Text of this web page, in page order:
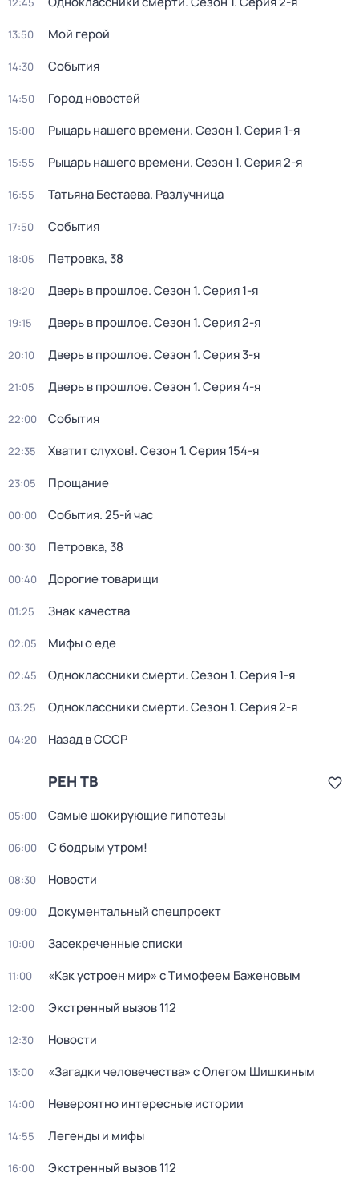
13:50 Мой герой
14:30 События
14:50 Город новостей
15:00 Рыцарь нашего времени. Сезон 1. Серия 1-я
15:55 Рыцарь нашего времени. Сезон 1. Серия 2-я
16:55 Татьяна Бестаева. Разлучница
17:50 События
18:05 Петровка, 38
18:20 Дверь в прошлое. Сезон 1. Серия 1-я
19:15 Дверь в прошлое. Сезон 1. Серия 2-я
20:10 Дверь в прошлое. Сезон 1. Серия 3-я
21:05 Дверь в прошлое. Сезон 1. Серия 4-я
22:00 События
22:35 Хватит слухов!. Сезон 1. Серия 154-я
23:05 Прощание
00:00 События. 25-й час
00:30 Петровка, 38
00:40 Дорогие товарищи
01:25 Знак качества
02:05 Мифы о еде
02:45 Одноклассники смерти. Сезон 1. Серия 1-я
03:25 Одноклассники смерти. Сезон 1. Серия 2-я
04:20 Назад в СССР
РЕН ТВ
05:00 Самые шокирующие гипотезы
06:00 С бодрым утром!
08:30 Новости
09:00 Документальный спецпроект
10:00 Засекреченные списки
11:00 «Как устроен мир» с Тимофеем Баженовым
12:00 Экстренный вызов 112
12:30 Новости
13:00 «Загадки человечества» с Олегом Шишкиным
14:00 Невероятно интересные истории
14:55 Легенды и мифы
16:00 Экстренный вызов 112